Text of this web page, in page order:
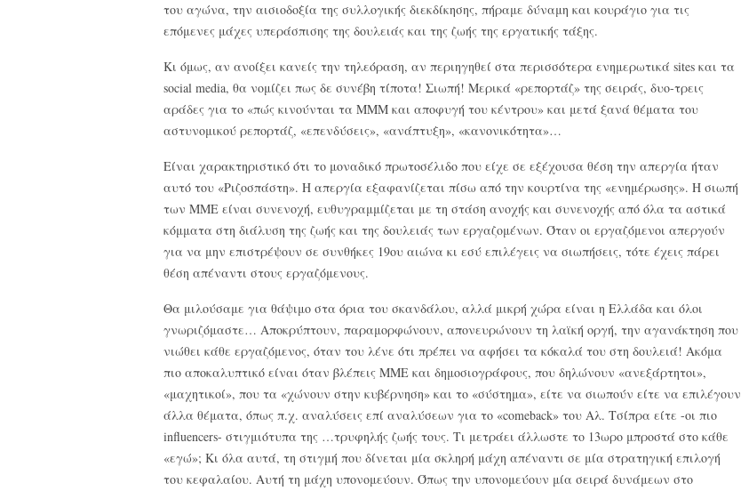
του αγώνα, την αισιοδοξία της συλλογικής διεκδίκησης, πήραμε δύναμη και κουράγιο για τις
επόμενες μάχες υπεράσπισης της δουλειάς και της ζωής της εργατικής τάξης.
Κι όμως, αν ανοίξει κανείς την τηλεόραση, αν περιηγηθεί στα περισσότερα ενημερωτικά sites και τα
social media, θα νομίζει πως δε συνέβη τίποτα! Σιωπή! Μερικά «ρεπορτάζ» της σειράς, δυο-τρεις
αράδες για το «πώς κινούνται τα ΜΜΜ και αποφυγή του κέντρου» και μετά ξανά θέματα του
αστυνομικού ρεπορτάζ, «επενδύσεις», «ανάπτυξη», «κανονικότητα»…
Είναι χαρακτηριστικό ότι το μοναδικό πρωτοσέλιδο που είχε σε εξέχουσα θέση την απεργία ήταν
αυτό του «Ριζοσπάστη». Η απεργία εξαφανίζεται πίσω από την κουρτίνα της «ενημέρωσης». Η σιωπή
των ΜΜΕ είναι συνενοχή, ευθυγραμμίζεται με τη στάση ανοχής και συνενοχής από όλα τα αστικά
κόμματα στη διάλυση της ζωής και της δουλειάς των εργαζομένων. Όταν οι εργαζόμενοι απεργούν
για να μην επιστρέψουν σε συνθήκες 19ου αιώνα κι εσύ επιλέγεις να σιωπήσεις, τότε έχεις πάρει
θέση απέναντι στους εργαζόμενους.
Θα μιλούσαμε για θάψιμο στα όρια του σκανδάλου, αλλά μικρή χώρα είναι η Ελλάδα και όλοι
γνωριζόμαστε… Αποκρύπτουν, παραμορφώνουν, απονευρώνουν τη λαϊκή οργή, την αγανάκτηση που
νιώθει κάθε εργαζόμενος, όταν του λένε ότι πρέπει να αφήσει τα κόκαλά του στη δουλειά! Ακόμα
πιο αποκαλυπτικό είναι όταν βλέπεις ΜΜΕ και δημοσιογράφους, που δηλώνουν «ανεξάρτητοι»,
«μαχητικοί», που τα «χώνουν στην κυβέρνηση» και το «σύστημα», είτε να σιωπούν είτε να επιλέγουν
άλλα θέματα, όπως π.χ. αναλύσεις επί αναλύσεων για το «comeback» του Αλ. Τσίπρα είτε -οι πιο
influencers- στιγμιότυπα της …τρυφηλής ζωής τους. Τι μετράει άλλωστε το 13ωρο μπροστά στο κάθε
«εγώ»; Κι όλα αυτά, τη στιγμή που δίνεται μία σκληρή μάχη απέναντι σε μία στρατηγική επιλογή
του κεφαλαίου. Αυτή τη μάχη υπονομεύουν. Όπως την υπονομεύουν μία σειρά δυνάμεων στο